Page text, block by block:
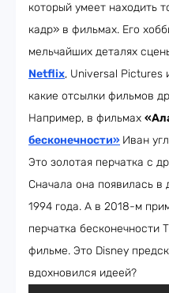
который умеет находить
кадр» в фильмах. Его
мельчайших деталях
Netflix, Universal Pictures
какие отсылки фильмов
Например, в фильмах
бесконечности» Иван
Это золотая перчатка с
Сначала она появилась в
1994 года. А в 2018-м
перчатка бесконечности
фильме. Это Disney
вдохновился идеей?